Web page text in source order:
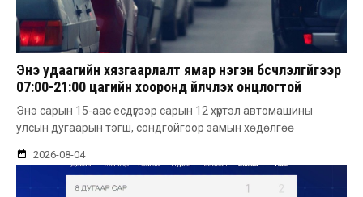
Энэ удаагийн хязгаарлалт ямар нэгэн бүсчлэлгүйгээр
07:00-21:00 цагийн хооронд үйлчлэх онцлогтой
Энэ сарын 15-аас есдүгээр сарын 12 хүртэл автомашины
улсын дугаарын тэгш, сондгойгоор замын хөдөлгөө
2026-08-04